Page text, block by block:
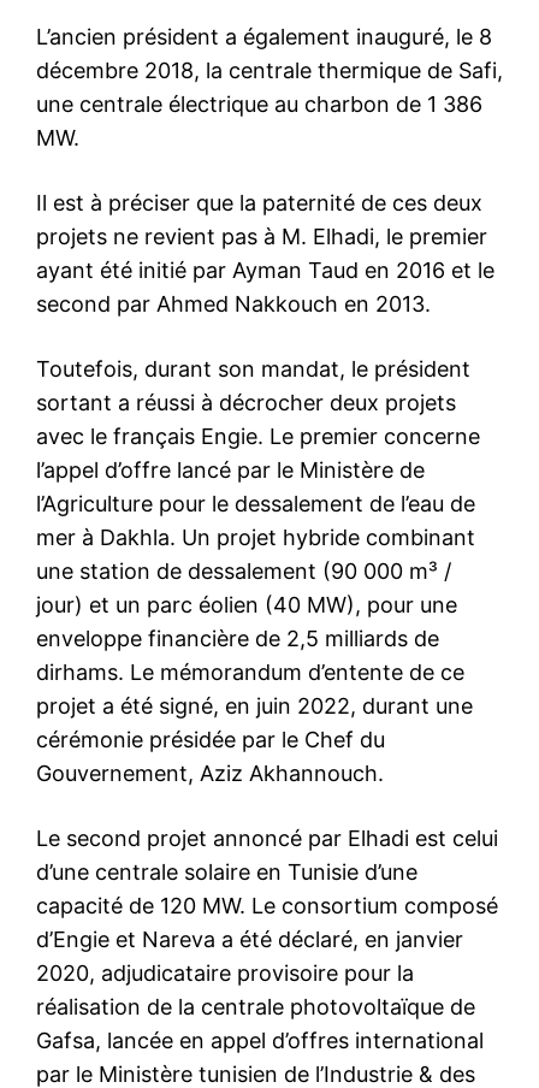
L’ancien président a également inauguré, le 8
décembre 2018, la centrale thermique de Safi,
une centrale électrique au charbon de 1 386
MW.
Il est à préciser que la paternité de ces deux
projets ne revient pas à M. Elhadi, le premier
ayant été initié par Ayman Taud en 2016 et le
second par Ahmed Nakkouch en 2013.
Toutefois, durant son mandat, le président
sortant a réussi à décrocher deux projets
avec le français Engie. Le premier concerne
l’appel d’offre lancé par le Ministère de
l’Agriculture pour le dessalement de l’eau de
mer à Dakhla. Un projet hybride combinant
une station de dessalement (90 000 m³ /
jour) et un parc éolien (40 MW), pour une
enveloppe financière de 2,5 milliards de
dirhams. Le mémorandum d’entente de ce
projet a été signé, en juin 2022, durant une
cérémonie présidée par le Chef du
Gouvernement, Aziz Akhannouch.
Le second projet annoncé par Elhadi est celui
d’une centrale solaire en Tunisie d’une
capacité de 120 MW. Le consortium composé
d’Engie et Nareva a été déclaré, en janvier
2020, adjudicataire provisoire pour la
réalisation de la centrale photovoltaïque de
Gafsa, lancée en appel d’offres international
par le Ministère tunisien de l’Industrie & des